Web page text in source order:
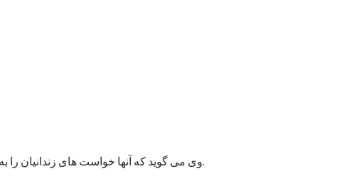
وی می گوید که آنها خواست های زندانیان را به مسئولان پایتخت انتقال داده اند و امیدوارند به این قضیه زودتر رسیدگی شود زیرا ممکن وضعیت بهداشتی شماری از زندانیان خراب شود.